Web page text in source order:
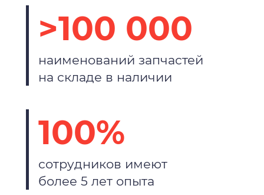
>100 000
наименований запчастей
на складе в наличии
100%
сотрудников имеют
более 5 лет опыта